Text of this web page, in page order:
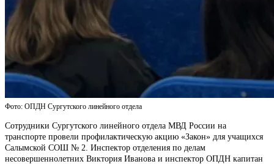
Фото: ОПДН Сургутского линейного отдела
Сотрудники Сургутского линейного отдела МВД России на
транспорте провели профилактическую акцию «Закон» для учащихся
Салымской СОШ № 2. Инспектор отделения по делам
несовершеннолетних Виктория Иванова и инспектор ОПДН капитан